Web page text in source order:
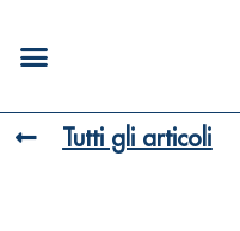
Tutti gli articoli